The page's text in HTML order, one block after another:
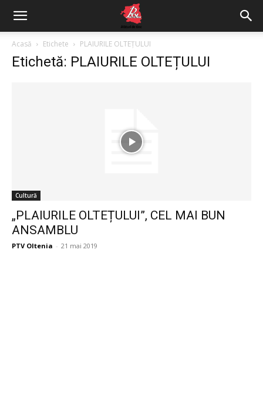
Acasă Etichete PLAIURILE OLTEȚULUI
Etichetă: PLAIURILE OLTEȚULUI
Cultură
„PLAIURILE OLTEȚULUI”, CEL MAI BUN
ANSAMBLU
PTV Oltenia - 21 mai 2019